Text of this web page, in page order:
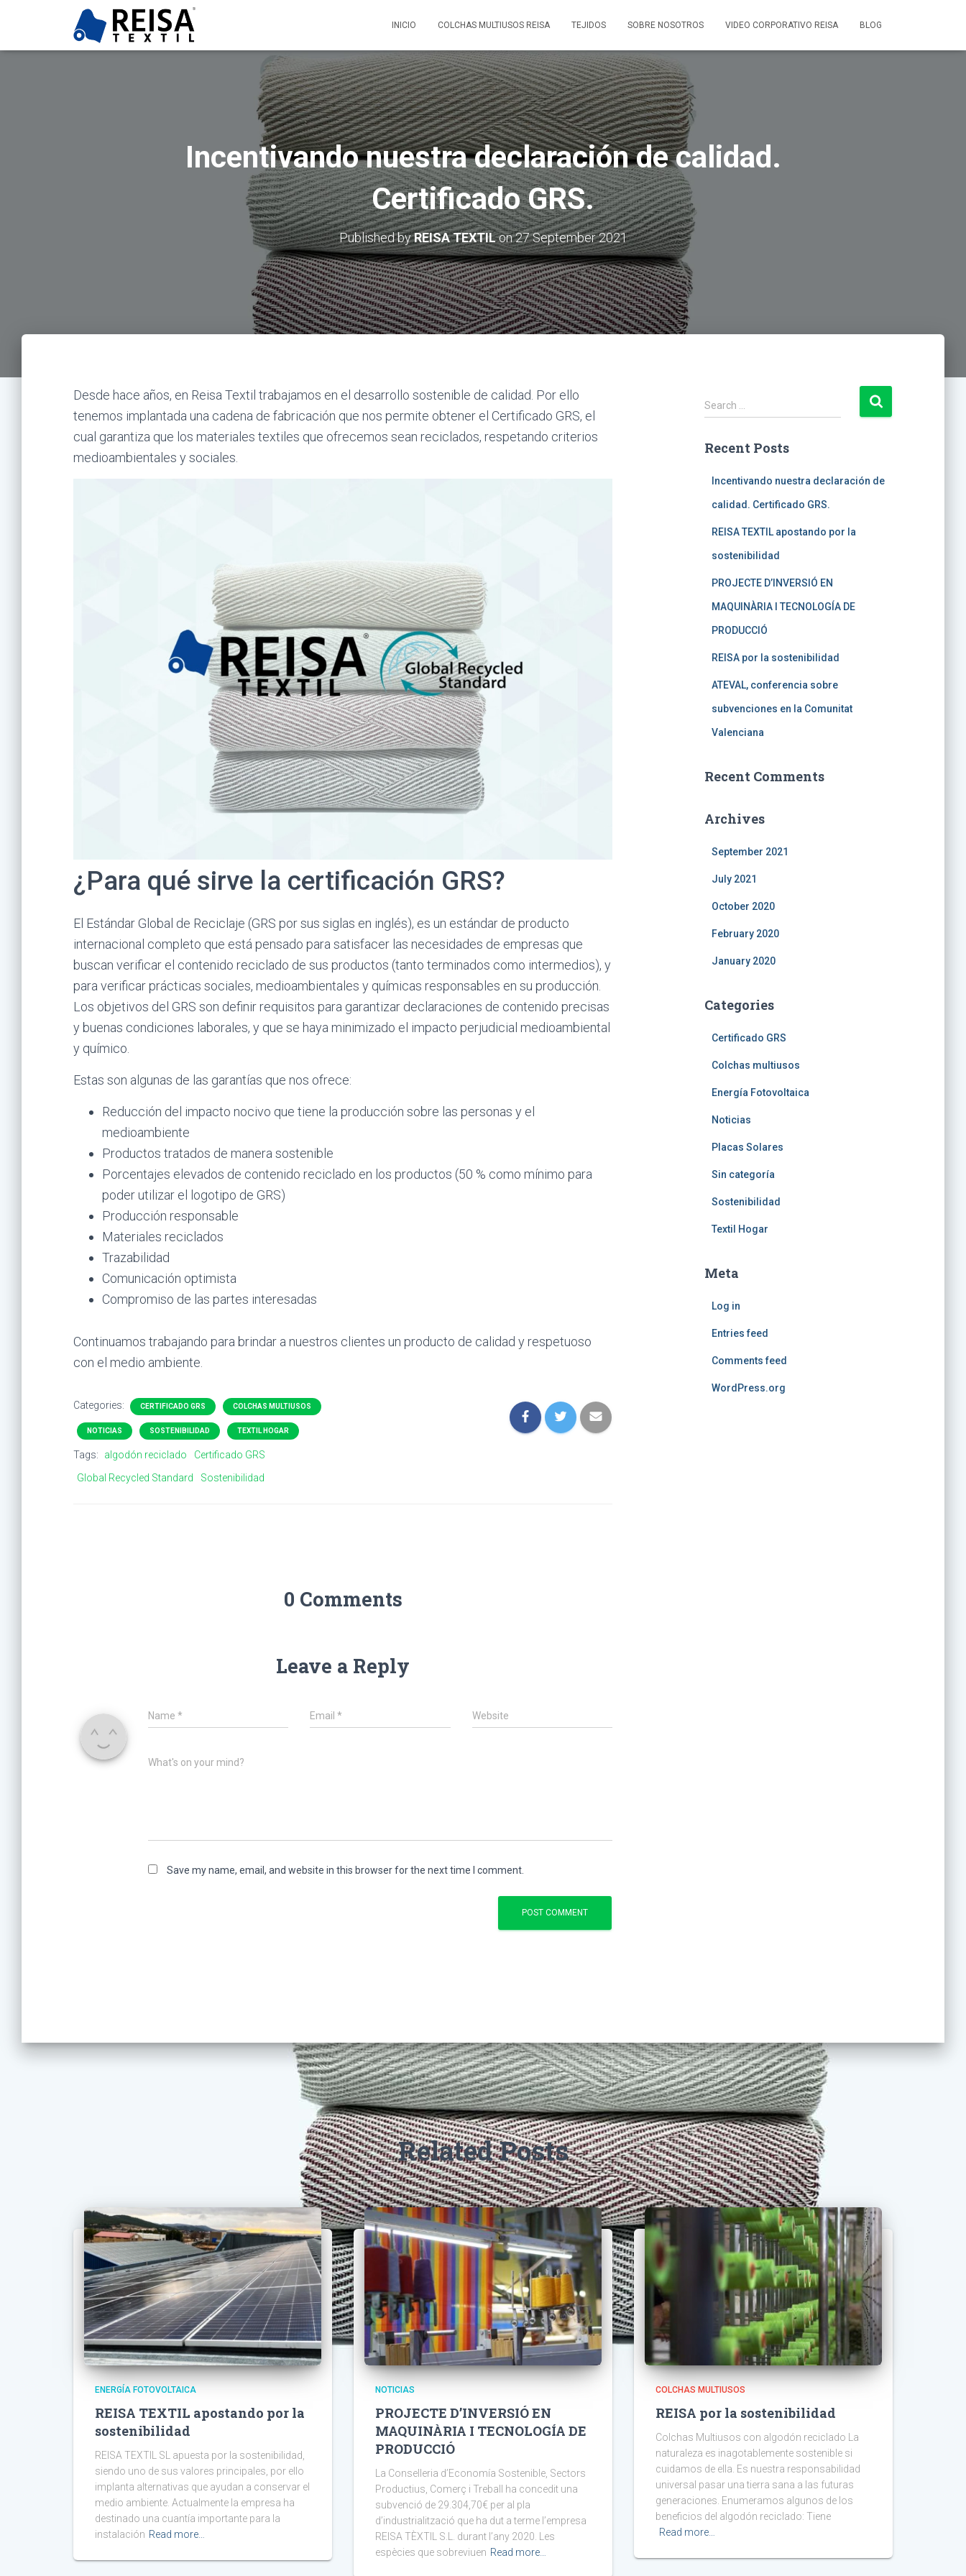
INICIO COLCHAS MULTIUSOS REISA TEJIDOS SOBRE NOSOTROS VIDEO CORPORATIVO REISA BLOG
Incentivando nuestra declaración de calidad.
Certificado GRS.
Published byREISA TEXTILon27 September 2021
Desde hace años, en Reisa Textil trabajamos en el desarrollo sostenible de calidad. Por ello
tenemos implantada una cadena de fabricación que nos permite obtener el Certificado GRS, el
cual garantiza que los materiales textiles que ofrecemos sean reciclados, respetando criterios
medioambientales y sociales.
¿Para qué sirve la certificación GRS?
El Estándar Global de Reciclaje (GRS por sus siglas en inglés), es un estándar de producto
internacional completo que está pensado para satisfacer las necesidades de empresas que
buscan verificar el contenido reciclado de sus productos (tanto terminados como intermedios), y
para verificar prácticas sociales, medioambientales y químicas responsables en su producción.
Los objetivos del GRS son definir requisitos para garantizar declaraciones de contenido precisas
y buenas condiciones laborales, y que se haya minimizado el impacto perjudicial medioambiental
y químico.
Estas son algunas de las garantías que nos ofrece:
Reducción del impacto nocivo que tiene la producción sobre las personas y el
medioambiente
Productos tratados de manera sostenible
Porcentajes elevados de contenido reciclado en los productos (50 % como mínimo para
poder utilizar el logotipo de GRS)
Producción responsable
Materiales reciclados
Trazabilidad
Comunicación optimista
Compromiso de las partes interesadas
Continuamos trabajando para brindar a nuestros clientes un producto de calidad y respetuoso
con el medio ambiente.
Categories: CERTIFICADO GRS COLCHAS MULTIUSOS
NOTICIAS SOSTENIBILIDAD TEXTIL HOGAR
Tags: algodón reciclado
Certificado GRS
Global Recycled Standard
Sostenibilidad
0 Comments
Leave a Reply
Name * Email* Website
What's on your mind?
Save my name, email, and website in this browser for the next time I comment.
S
e
r
Search …
Recent Posts
Incentivando nuestra declaración de
calidad. Certificado GRS.
REISA TEXTIL apostando por la
sostenibilidad
PROJECTE D’INVERSIÓ EN
MAQUINÀRIA I TECNOLOGÍA DE
PRODUCCIÓ
REISA por la sostenibilidad
ATEVAL, conferencia sobre
subvenciones en la Comunitat
Valenciana
Recent Comments
Archives
September 2021
July 2021
October 2020
February 2020
January 2020
Categories
Certificado GRS
Colchas multiusos
Energía Fotovoltaica
Noticias
Placas Solares
Sin categoría
Sostenibilidad
Textil Hogar
Meta
Log in
Entries feed
Comments feed
WordPress.org
Related Posts
ENERGÍA FOTOVOLTAICA
REISA TEXTIL apostando por la
sostenibilidad
REISA TEXTIL SL apuesta por la sostenibilidad,
siendo uno de sus valores principales, por ello
implanta alternativas que ayudan a conservar el
medio ambiente. Actualmente la empresa ha
destinado una cuantía importante para la
instalación Read more…
NOTICIAS
PROJECTE D’INVERSIÓ EN
MAQUINÀRIA I TECNOLOGÍA DE
PRODUCCIÓ
La Conselleria d’Economía Sostenible, Sectors
Productius, Comerç i Treball ha concedit una
subvenció de 29.304,70€ per al pla
d’industrialització que ha dut a terme l’empresa
REISA TÈXTIL S.L. durant l’any 2020. Les
espècies que sobreviuen Read more…
COLCHAS MULTIUSOS
REISA por la sostenibilidad
Colchas Multiusos con algodón reciclado La
naturaleza es inagotablemente sostenible si
cuidamos de ella. Es nuestra responsabilidad
universal pasar una tierra sana a las futuras
generaciones. Enumeramos algunos de los
beneficios del algodón reciclado: Tiene
Read more…